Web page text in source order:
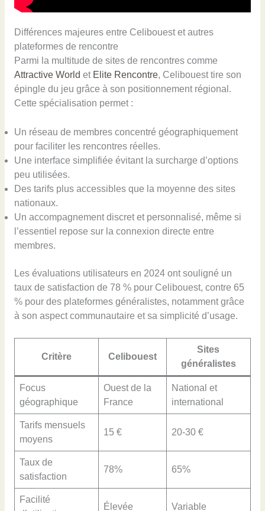
Différences majeures entre Celibouest et autres
plateformes de rencontre
Parmi la multitude de sites de rencontres comme
Attractive World et Elite Rencontre, Celibouest tire son
épingle du jeu grâce à son positionnement régional.
Cette spécialisation permet :
Un réseau de membres concentré géographiquement
pour faciliter les rencontres réelles.
Une interface simplifiée évitant la surcharge d’options
peu utilisées.
Des tarifs plus accessibles que la moyenne des sites
nationaux.
Un accompagnement discret et personnalisé, même si
l’essentiel repose sur la connexion directe entre
membres.
Les évaluations utilisateurs en 2024 ont souligné un
taux de satisfaction de 78 % pour Celibouest, contre 65
% pour des plateformes généralistes, notamment grâce
à son aspect communautaire et sa simplicité d’usage.
Critère Celibouest
Sites
généralistes
Focus
géographique
Ouest de la
France
National et
international
Tarifs mensuels
moyens
15 € 20-30 €
Taux de
satisfaction
78% 65%
Facilité
Élevée Variable